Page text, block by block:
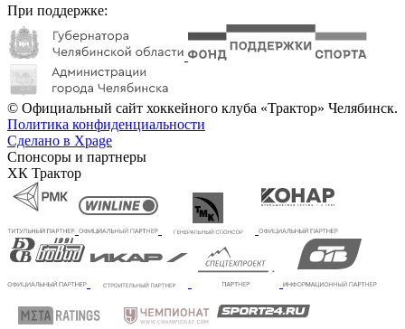
При поддержке:
© Официальный сайт хоккейного клуба «Трактор» Челябинск.
Политика конфиденциальности
Сделано в Xpage
Спонсоры и партнеры
ХК Трактор